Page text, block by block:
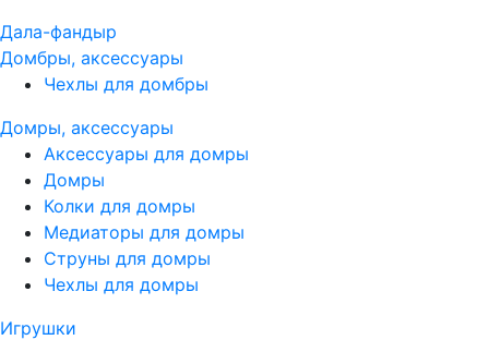
Дала-фандыр
Домбры, аксессуары
Чехлы для домбры
Домры, аксессуары
Аксессуары для домры
Домры
Колки для домры
Медиаторы для домры
Струны для домры
Чехлы для домры
Игрушки